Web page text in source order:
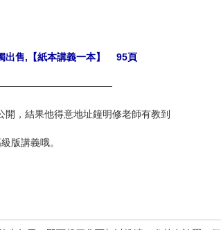
出售,【紙本講義一本】 95頁
，結果他得意地址鐘明修老師有教到
版講義哦。